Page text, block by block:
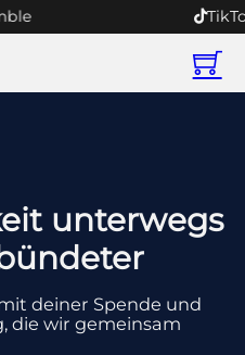
TikTok
unterwegs
deiner Spende und
die wir gemeinsam